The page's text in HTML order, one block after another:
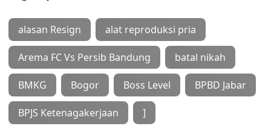
alasan Resign alat reproduksi pria
Arema FC Vs Persib Bandung batal nikah
BMKG Bogor Boss Level BPBD Jabar
BPJS Ketenagakerjaan ]